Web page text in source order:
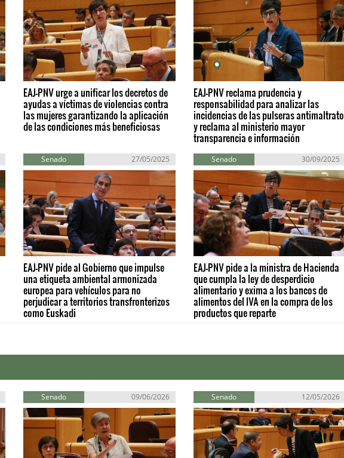
EAJ-PNV urge a unificar los decretos de
ayudas a víctimas de violencias contra
las mujeres garantizando la aplicación
de las condiciones más beneficiosas
EAJ-PNV reclama prudencia y
responsabilidad para analizar las
incidencias de las pulseras antimaltrato
y reclama al ministerio mayor
transparencia e información
Senado 27/05/2025
EAJ-PNV pide al Gobierno que impulse
una etiqueta ambiental armonizada
europea para vehículos para no
perjudicar a territorios transfronterizos
como Euskadi
Senado 30/09/2025
EAJ-PNV pide a la ministra de Hacienda
que cumpla la ley de desperdicio
alimentario y exima a los bancos de
alimentos del IVA en la compra de los
productos que reparte
Senado 09/06/2026 Senado 12/05/2026